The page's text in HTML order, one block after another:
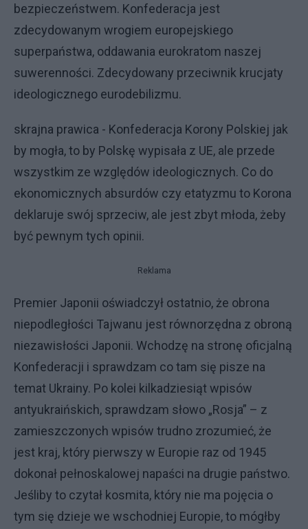
bezpieczeństwem. Konfederacja jest
zdecydowanym wrogiem europejskiego
superpaństwa, oddawania eurokratom naszej
suwerenności. Zdecydowany przeciwnik krucjaty
ideologicznego eurodebilizmu.
skrajna prawica - Konfederacja Korony Polskiej jak
by mogła, to by Polskę wypisała z UE, ale przede
wszystkim ze względów ideologicznych. Co do
ekonomicznych absurdów czy etatyzmu to Korona
deklaruje swój sprzeciw, ale jest zbyt młoda, żeby
być pewnym tych opinii.
Reklama
Premier Japonii oświadczył ostatnio, że obrona
niepodległości Tajwanu jest równorzędna z obroną
niezawisłości Japonii. Wchodzę na stronę oficjalną
Konfederacji i sprawdzam co tam się pisze na
temat Ukrainy. Po kolei kilkadziesiąt wpisów
antyukraińskich, sprawdzam słowo „Rosja” – z
zamieszczonych wpisów trudno zrozumieć, że
jest kraj, który pierwszy w Europie raz od 1945
dokonał pełnoskalowej napaści na drugie państwo.
Jeśliby to czytał kosmita, który nie ma pojęcia o
tym się dzieje we wschodniej Europie, to mógłby